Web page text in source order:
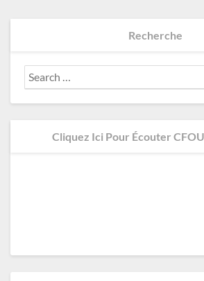
Recherche
Search
for:
Cliquez Ici Pour Écouter